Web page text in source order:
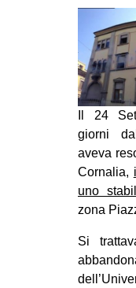
Il 24
giorni
aveva
Cornalia,
uno
zona
Si